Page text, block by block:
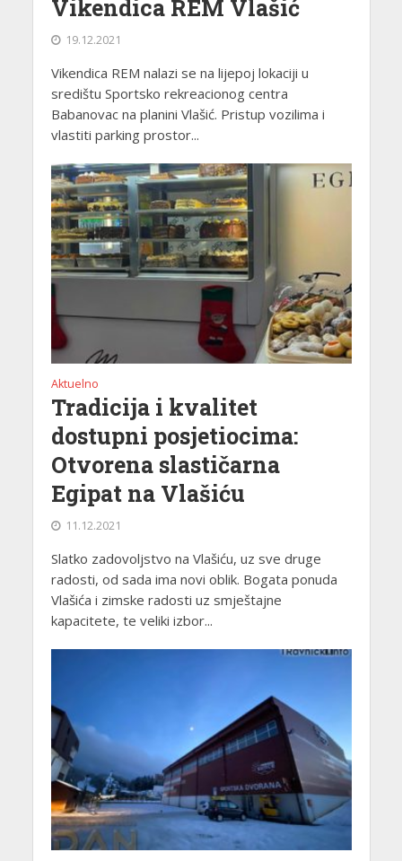
Vikendica REM Vlašić
19.12.2021
Vikendica REM nalazi se na lijepoj lokaciji u
središtu Sportsko rekreacionog centra
Babanovac na planini Vlašić. Pristup vozilima i
vlastiti parking prostor...
Aktuelno
Tradicija i kvalitet
dostupni posjetiocima:
Otvorena slastičarna
Egipat na Vlašiću
11.12.2021
Slatko zadovoljstvo na Vlašiću, uz sve druge
radosti, od sada ima novi oblik. Bogata ponuda
Vlašića i zimske radosti uz smještajne
kapacitete, te veliki izbor...